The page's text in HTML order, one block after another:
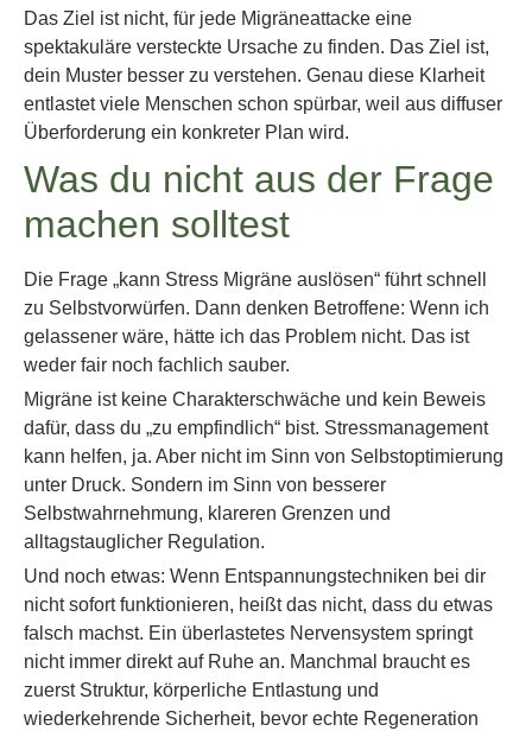
Das Ziel ist nicht, für jede Migräneattacke eine
spektakuläre versteckte Ursache zu finden. Das Ziel ist,
dein Muster besser zu verstehen. Genau diese Klarheit
entlastet viele Menschen schon spürbar, weil aus diffuser
Überforderung ein konkreter Plan wird.
Was du nicht aus der Frage
machen solltest
Die Frage „kann Stress Migräne auslösen“ führt schnell
zu Selbstvorwürfen. Dann denken Betroffene: Wenn ich
gelassener wäre, hätte ich das Problem nicht. Das ist
weder fair noch fachlich sauber.
Migräne ist keine Charakterschwäche und kein Beweis
dafür, dass du „zu empfindlich“ bist. Stressmanagement
kann helfen, ja. Aber nicht im Sinn von Selbstoptimierung
unter Druck. Sondern im Sinn von besserer
Selbstwahrnehmung, klareren Grenzen und
alltagstauglicher Regulation.
Und noch etwas: Wenn Entspannungstechniken bei dir
nicht sofort funktionieren, heißt das nicht, dass du etwas
falsch machst. Ein überlastetes Nervensystem springt
nicht immer direkt auf Ruhe an. Manchmal braucht es
zuerst Struktur, körperliche Entlastung und
wiederkehrende Sicherheit, bevor echte Regeneration